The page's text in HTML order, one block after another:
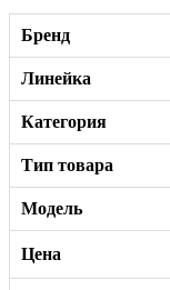
Бренд
Линейка
Категория
Тип товара
Модель
Цена